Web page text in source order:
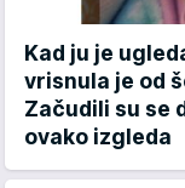
Kad ju je
vrisnula je od
Začudili su se
ovako izgleda